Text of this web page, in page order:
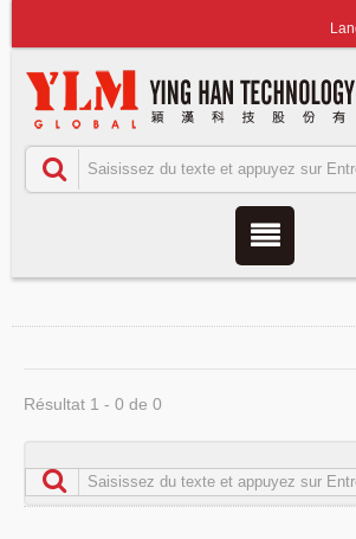
Résultat 1 - 0 de 0